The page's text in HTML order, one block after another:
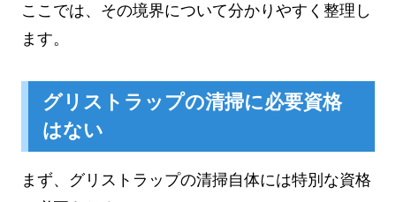
ここでは、その境界について分かりやすく整理し
ます。
グリストラップの清掃に必要資格
はない
まず、グリストラップの清掃自体には特別な資格